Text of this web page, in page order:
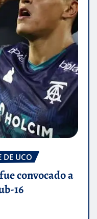
DE UCO
convocado a
16